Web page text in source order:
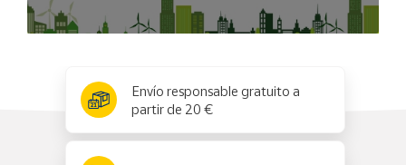
Envío responsable gratuito a
partir de 20 €